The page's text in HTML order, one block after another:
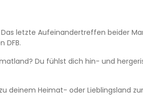
letzte Aufeinandertreffen beider
DFB.
Du fühlst dich hin- und
Heimat- oder Lieblingsland